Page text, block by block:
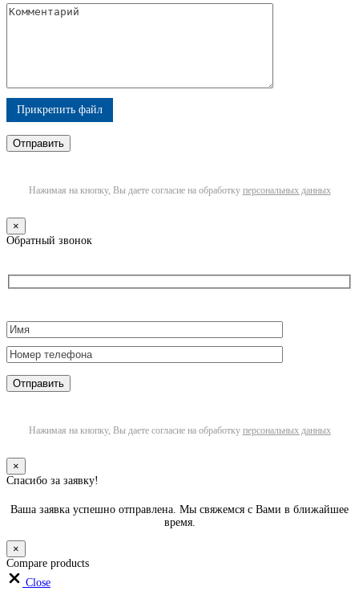
Прикрепить файл
Нажимая на кнопку, Вы даете согласие на обработку персональных данных
×
Обратный звонок
Нажимая на кнопку, Вы даете согласие на обработку персональных данных
×
Спасибо за заявку!
Ваша заявка успешно отправлена. Мы свяжемся с Вами в ближайшее
время.
×
Compare products
Close